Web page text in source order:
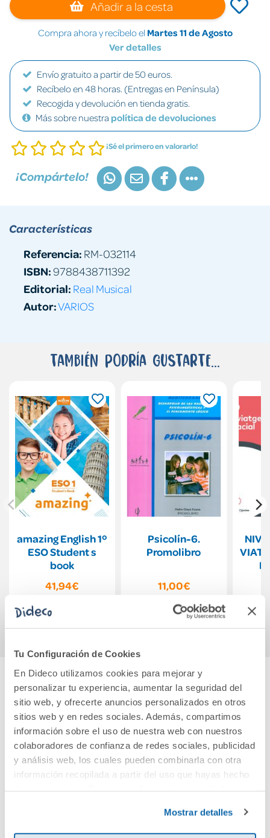
Tu Configuración de Cookies
En Dideco utilizamos cookies para mejorar y
personalizar tu experiencia, aumentar la seguridad del
sitio web, y ofrecerte anuncios personalizados en otros
sitios web y en redes sociales. Además, compartimos
información sobre el uso de nuestra web con nuestros
colaboradores de confianza de redes sociales, publicidad
y análisis web, los cuales pueden combinarla con otra
información recopilada a partir del uso que hayas hecho
Mostrar detalles
Añadir a la cesta
Compra ahora y recíbelo el Martes 11 de Agosto
Ver detalles
Envío gratuito a partir de 50 euros.
Recíbelo en 48 horas. (Entregas en Península)
Recogida y devolución en tienda gratis.
Más sobre nuestra política de devoluciones
¡Sé el primero en valorarlo!
¡Compártelo!
Características
Referencia: RM-032114
ISBN:9788438711392
Editorial: Real Musical
Autor:VARIOS
También podría gustarte...
amazing English 1º
ESO Student s
book
41,94€
Comprar
Psicolín-6.
Promolibro
11,00€
Comprar
Cuéntanos tu opinión
¡Sé el primero en valorar este producto!
Debes iniciar sesión para poder valorarlo